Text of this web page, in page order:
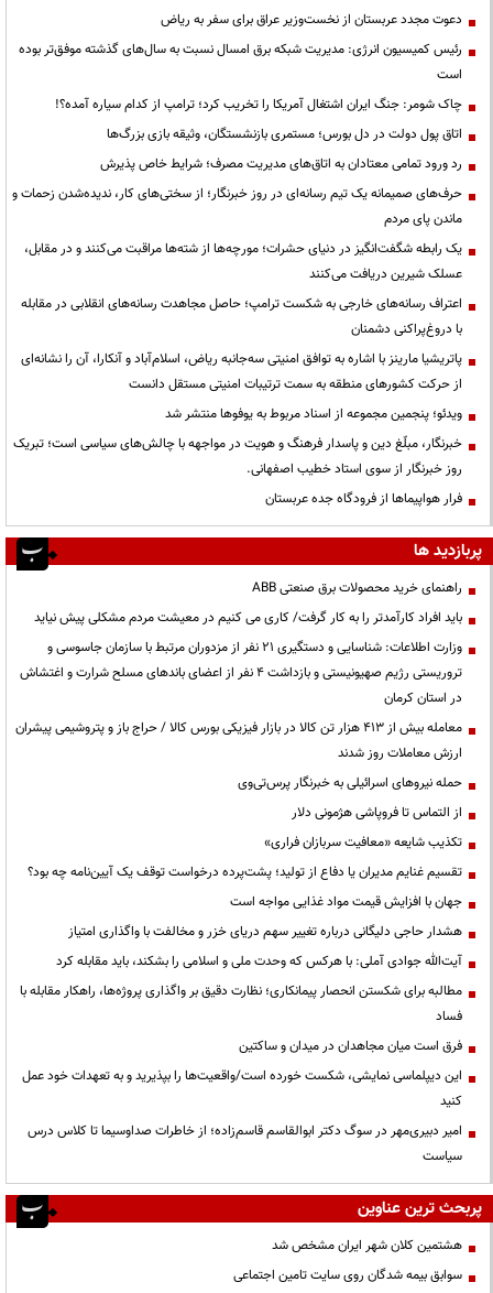
دعوت مجدد عربستان از نخست‌وزیر عراق برای سفر به ریاض
رئیس کمیسیون انرژی: مدیریت شبکه برق امسال نسبت به سال‌های گذشته موفق‌تر بوده
است
چاک شومر: جنگ ایران اشتغال آمریکا را تخریب کرد؛ ترامپ از کدام سیاره آمده؟!
اتاق پول دولت در دل بورس؛ مستمری بازنشستگان، وثیقه بازی بزرگ‌ها
رد ورود تمامی معتادان به اتاق‌های مدیریت مصرف؛ شرایط خاص پذیرش
حرف‌های صمیمانه یک تیم رسانه‌ای در روز خبرنگار؛ از سختی‌های کار، ندیده‌شدن زحمات و
ماندن پای مردم
یک رابطه شگفت‌انگیز در دنیای حشرات؛ مورچه‌ها از شته‌ها مراقبت می‌کنند و در مقابل،
عسلک شیرین دریافت می‌کنند
اعتراف رسانه‌های خارجی به شکست ترامپ؛ حاصل مجاهدت رسانه‌های انقلابی در مقابله
با دروغ‌پراکنی دشمنان
پاتریشیا مارینز با اشاره به توافق امنیتی سه‌جانبه ریاض، اسلام‌آباد و آنکارا، آن را نشانه‌ای
از حرکت کشورهای منطقه به سمت ترتیبات امنیتی مستقل دانست
ویدئو؛ پنجمین مجموعه از اسناد مربوط به یوفوها منتشر شد
خبرنگار، مبلّغ دین و پاسدار فرهنگ و هویت در مواجهه با چالش‌های سیاسی است؛ تبریک
روز خبرنگار از سوی استاد خطیب اصفهانی.
فرار هواپیماها از فرودگاه جده عربستان
پربازدید ها
راهنمای خرید محصولات برق صنعتی ABB
باید افراد کارآمدتر را به کار گرفت/ کاری می کنیم در معیشت مردم مشکلی پیش نیاید
وزارت اطلاعات: شناسایی و دستگیری ۲۱ نفر از مزدوران مرتبط با سازمان جاسوسی و
تروریستی رژیم صهیونیستی و بازداشت ۴ نفر از اعضای باندهای مسلح شرارت و اغتشاش
در استان کرمان
معامله بیش از ۴۱۳ هزار تن کالا در بازار فیزیکی بورس کالا / حراج باز و پتروشیمی پیشران
ارزش معاملات روز شدند
حمله نیروهای اسرائیلی به خبرنگار پرس‌تی‌وی
از التماس تا فروپاشی هژمونی دلار
تکذیب شایعه «معافیت سربازان فراری»
تقسیم غنایم مدیران یا دفاع از تولید؛ پشت‌پرده درخواست توقف یک آیین‌نامه چه بود؟
جهان با افزایش قیمت مواد غذایی مواجه است
هشدار حاجی دلیگانی درباره تغییر سهم دریای خزر و مخالفت با واگذاری امتیاز
آیت‌الله جوادی آملی: با هرکس که وحدت ملی و اسلامی را بشکند، باید مقابله کرد
مطالبه برای شکستن انحصار پیمانکاری؛ نظارت دقیق بر واگذاری پروژه‌ها، راهکار مقابله با
فساد
فرق است میان مجاهدان در میدان و ساکتین
این دیپلماسی نمایشی، شکست خورده است/واقعیت‌ها را بپذیرید و به تعهدات خود عمل
کنید
امیر دبیری‌مهر در سوگ دکتر ابوالقاسم قاسم‌زاده؛ از خاطرات صداوسیما تا کلاس درس
سیاست
پربحث ترین عناوین
هشتمین کلان شهر ایران مشخص شد
سوابق بیمه شدگان روی سایت تامین اجتماعی